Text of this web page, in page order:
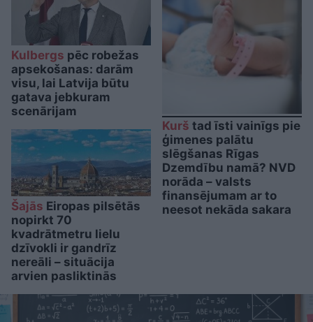
Kulbergs pēc robežas
apsekošanas: darām
visu, lai Latvija būtu
gatava jebkuram
scenārijam
Šajās Eiropas pilsētās
nopirkt 70
kvadrātmetru lielu
dzīvokli ir gandrīz
nereāli – situācija
arvien pasliktinās
Kurš tad īsti vainīgs pie
ģimenes palātu
slēgšanas Rīgas
Dzemdību namā? NVD
norāda – valsts
finansējumam ar to
neesot nekāda sakara